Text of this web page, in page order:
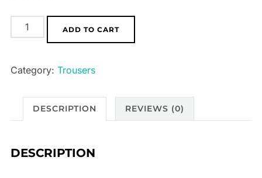
Levana
Trousers
Sahara
quantity
ADD TO CART
Category: Trousers
DESCRIPTION REVIEWS (0)
DESCRIPTION